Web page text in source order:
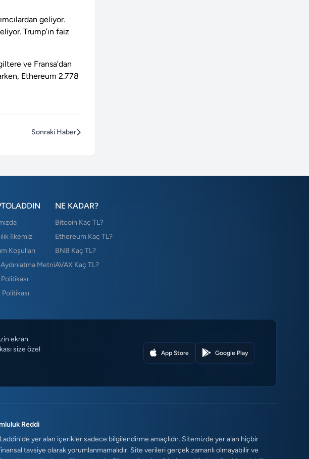
geliyor.
Trump’ın faiz
ve Fransa’dan
Ethereum 2.778
Sonraki Haber
İlkemiz
Koşulları
Metni
NE KADAR?
Bitcoin Kaç TL?
Ethereum Kaç TL?
BNB Kaç TL?
AVAX Kaç TL?
ekran
size özel
App Store Google Play
Reddi
yer alan içerikler sadece bilgilendirme amaçlıdır. Sitemizde yer alan hiçbir
tavsiye olarak yorumlanmamalıdır. Site verileri gerçek zamanlı olmayabilir ve